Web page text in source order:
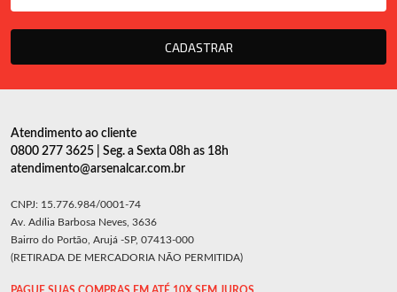
CADASTRAR
Atendimento ao cliente
0800 277 3625 | Seg. a Sexta 08h as 18h
atendimento@arsenalcar.com.br
CNPJ: 15.776.984/0001-74
Av. Adília Barbosa Neves, 3636
Bairro do Portão, Arujá -SP, 07413-000
(RETIRADA DE MERCADORIA NÃO PERMITIDA)